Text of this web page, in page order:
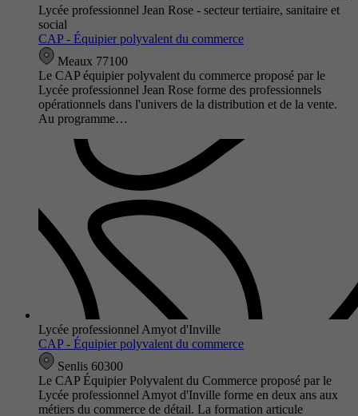
Lycée professionnel Jean Rose - secteur tertiaire, sanitaire et
social
CAP - Équipier polyvalent du commerce
Meaux 77100
Le CAP équipier polyvalent du commerce proposé par le
Lycée professionnel Jean Rose forme des professionnels
opérationnels dans l'univers de la distribution et de la vente.
Au programme…
Lycée professionnel Amyot d'Inville
CAP - Équipier polyvalent du commerce
Senlis 60300
Le CAP Équipier Polyvalent du Commerce proposé par le
Lycée professionnel Amyot d'Inville forme en deux ans aux
métiers du commerce de détail. La formation articule